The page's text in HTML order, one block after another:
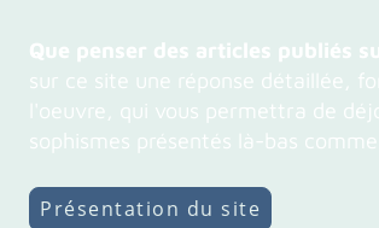
Que penser des articles publiés
sur ce site une réponse détaillée,
l'oeuvre, qui vous permettra de
sophismes présentés là-bas
Présentation du site